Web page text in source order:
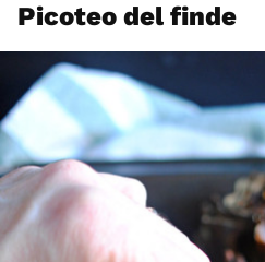
Picoteo del finde